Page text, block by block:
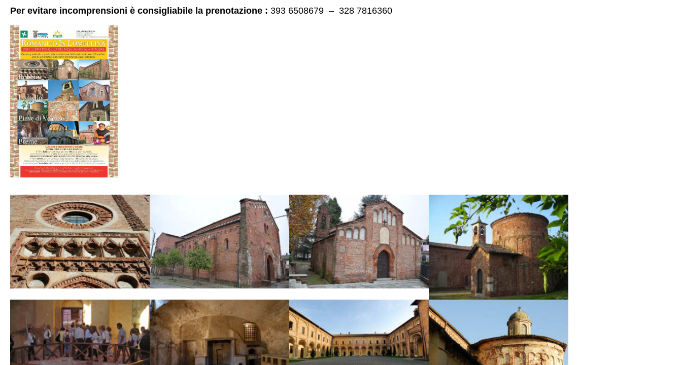
Per evitare incomprensioni è consigliabile la prenotazione : 393 6508679 – 328 7816360